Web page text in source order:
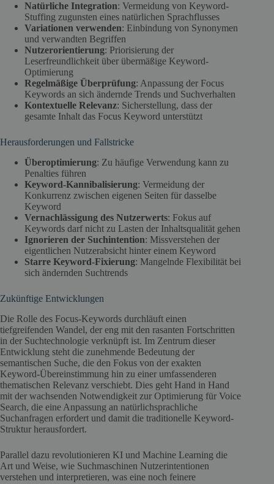
Natürliche Integration: Vermeidung von Keyword-
Stuffing zugunsten eines natürlichen Sprachflusses
Variationen verwenden: Einbindung von Synonymen
und verwandten Begriffen
Nutzerorientierung: Priorisierung der
Leserfreundlichkeit über übermäßige Keyword-
Optimierung
Regelmäßige Überprüfung: Anpassung der Focus
Keywords an sich ändernde Trends und Suchverhalten
Kontextuelle Relevanz: Sicherstellung, dass der
gesamte Inhalt das Focus Keyword unterstützt
Herausforderungen und Fallstricke
Überoptimierung: Zu häufige Verwendung kann zu
Penalties führen
Keyword-Kannibalisierung: Vermeidung der
Konkurrenz zwischen eigenen Seiten für dasselbe
Keyword
Vernachlässigung des Nutzerwerts: Fokus auf
Keywords darf nicht zu Lasten der Inhaltsqualität gehen
Ignorieren der Suchintention: Missverstehen der
eigentlichen Nutzerabsicht hinter einem Keyword
Starre Keyword-Fixierung: Mangelnde Flexibilität bei
sich ändernden Suchtrends
Zukünftige Entwicklungen
Die Rolle des Focus-Keywords durchläuft einen
tiefgreifenden Wandel, der eng mit den rasanten Fortschritten
in der Suchtechnologie verknüpft ist. Im Zentrum dieser
Entwicklung steht die zunehmende Bedeutung der
semantischen Suche, die den Fokus von der exakten
Keyword-Übereinstimmung hin zu einer umfassenderen
thematischen Relevanz verschiebt. Dies geht Hand in Hand
mit der wachsenden Notwendigkeit zur Optimierung für Voice
Search, die eine Anpassung an natürlichsprachliche
Suchanfragen erfordert und damit die traditionelle Keyword-
Struktur herausfordert.
Parallel dazu revolutionieren KI und Machine Learning die
Art und Weise, wie Suchmaschinen Nutzerintentionen
verstehen und interpretieren, was eine noch feinere